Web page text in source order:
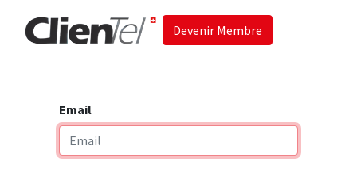
Devenir Membre
Email